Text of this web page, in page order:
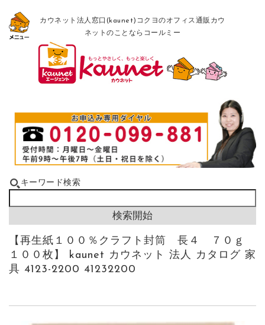
カウネット法人窓口(kaunet)コクヨのオフィス通販カウ
ネットのことならコールミー
キーワード検索
【再生紙１００％クラフト封筒 長４ ７０ｇ
１００枚】 kaunet カウネット 法人 カタログ 家
具 4123-2200 41232200